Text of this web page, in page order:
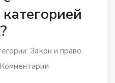
Закон и право